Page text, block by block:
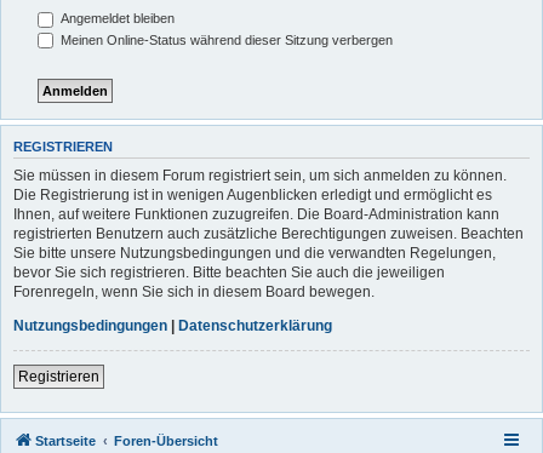
Angemeldet bleiben
Meinen Online-Status während dieser Sitzung verbergen
REGISTRIEREN
Sie müssen in diesem Forum registriert sein, um sich anmelden zu können.
Die Registrierung ist in wenigen Augenblicken erledigt und ermöglicht es
Ihnen, auf weitere Funktionen zuzugreifen. Die Board-Administration kann
registrierten Benutzern auch zusätzliche Berechtigungen zuweisen. Beachten
Sie bitte unsere Nutzungsbedingungen und die verwandten Regelungen,
bevor Sie sich registrieren. Bitte beachten Sie auch die jeweiligen
Forenregeln, wenn Sie sich in diesem Board bewegen.
Nutzungsbedingungen | Datenschutzerklärung
Registrieren
Startseite Foren-Übersicht